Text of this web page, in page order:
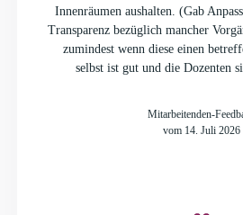
Innenräumen aushalten. (Gab
Transparenz bezüglich mancher
zumindest wenn diese einen
selbst ist gut und die Dozenten
Mitarbeitenden-
vom 14. Juli 2026